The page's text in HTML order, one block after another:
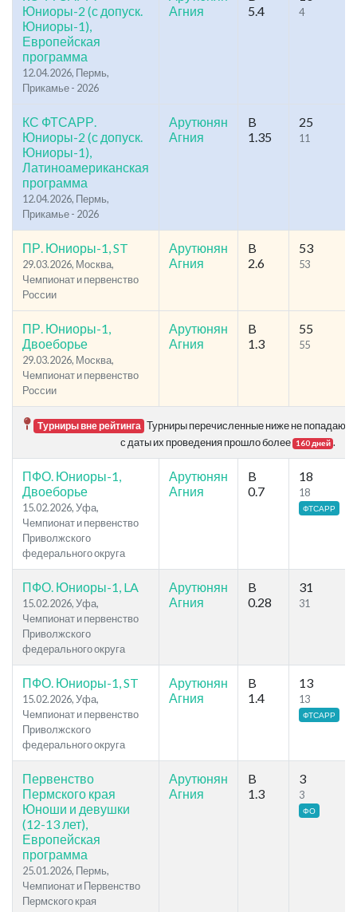
Юниоры-2 (с допуск.
Юниоры-1),
Европейская
программа
12.04.2026, Пермь,
Прикамье - 2026
Агния
5.4
4
КС ФТСАРР.
Юниоры-2 (с допуск.
Юниоры-1),
Латиноамериканская
программа
12.04.2026, Пермь,
Прикамье - 2026
Арутюнян
Агния
B
1.35
25
11
ПР. Юниоры-1, ST
29.03.2026, Москва,
Чемпионат и первенство
России
Арутюнян
Агния
B
2.6
53
53
ПР. Юниоры-1,
Двоеборье
29.03.2026, Москва,
Чемпионат и первенство
России
Арутюнян
Агния
B
1.3
55
55
Турниры вне рейтинга Турниры перечисленные ниже не попадают в
с даты их проведения прошло более
160 дней .
ПФО. Юниоры-1,
Двоеборье
15.02.2026, Уфа,
Чемпионат и первенство
Приволжского
федерального округа
Арутюнян
Агния
B
0.7
18
18
ФТСАРР
ПФО. Юниоры-1, LA
15.02.2026, Уфа,
Чемпионат и первенство
Приволжского
федерального округа
Арутюнян
Агния
B
0.28
31
31
ПФО. Юниоры-1, ST
15.02.2026, Уфа,
Чемпионат и первенство
Приволжского
федерального округа
Арутюнян
Агния
B
1.4
13
13
ФТСАРР
Первенство
Пермского края
Юноши и девушки
(12-13 лет),
Европейская
программа
25.01.2026, Пермь,
Чемпионат и Первенство
Пермского края
Арутюнян
Агния
B
1.3
3
3
ФО